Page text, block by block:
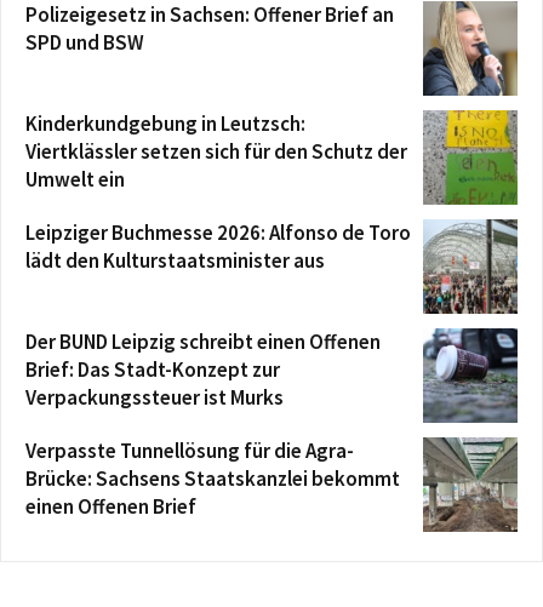
Polizeigesetz in Sachsen: Offener Brief an
SPD und BSW
Kinderkundgebung in Leutzsch:
Viertklässler setzen sich für den Schutz der
Umwelt ein
Leipziger Buchmesse 2026: Alfonso de Toro
lädt den Kulturstaatsminister aus
Der BUND Leipzig schreibt einen Offenen
Brief: Das Stadt-Konzept zur
Verpackungssteuer ist Murks
Verpasste Tunnellösung für die Agra-
Brücke: Sachsens Staatskanzlei bekommt
einen Offenen Brief